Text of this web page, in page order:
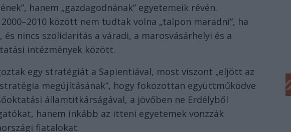
hanem „gazdagodnának” egyetemeik révén.
között nem tudtak volna „talpon maradni”, ha
és nincs szolidaritás a váradi, a marosvásárhelyi és a
intézmények között.
egy stratégiát a Sapientiával, most viszont „eljött az
megújításának”, hogy fokozottan együttműködve
államtitkárságával, a jövőben ne Erdélyből
hanem inkább az itteni egyetemek vonzzák
fiatalokat.